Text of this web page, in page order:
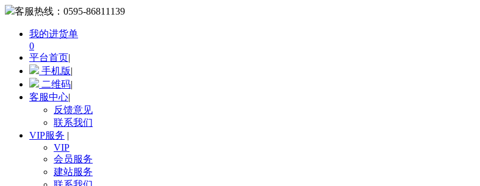
客服热线： 0595-86811139
我的进货单
0
平台首页|
手机版|
二维码|
客服中心|
反馈意见
联系我们
VIP服务 |
VIP
会员服务
建站服务